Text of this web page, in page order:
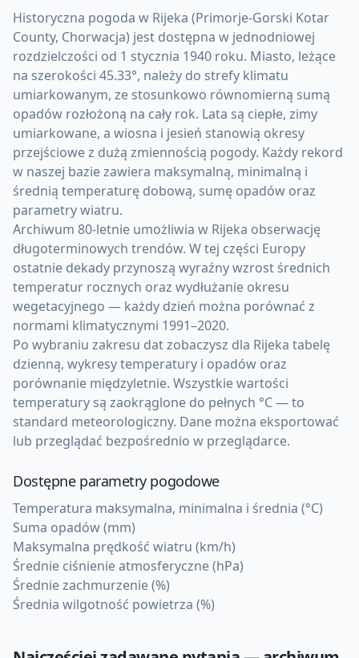
Historyczna pogoda w Rijeka (Primorje-Gorski Kotar
County, Chorwacja) jest dostępna w jednodniowej
rozdzielczości od 1 stycznia 1940 roku. Miasto, leżące
na szerokości 45.33°, należy do strefy klimatu
umiarkowanym, ze stosunkowo równomierną sumą
opadów rozłożoną na cały rok. Lata są ciepłe, zimy
umiarkowane, a wiosna i jesień stanowią okresy
przejściowe z dużą zmiennością pogody. Każdy rekord
w naszej bazie zawiera maksymalną, minimalną i
średnią temperaturę dobową, sumę opadów oraz
parametry wiatru.
Archiwum 80-letnie umożliwia w Rijeka obserwację
długoterminowych trendów. W tej części Europy
ostatnie dekady przynoszą wyraźny wzrost średnich
temperatur rocznych oraz wydłużanie okresu
wegetacyjnego — każdy dzień można porównać z
normami klimatycznymi 1991–2020.
Po wybraniu zakresu dat zobaczysz dla Rijeka tabelę
dzienną, wykresy temperatury i opadów oraz
porównanie międzyletnie. Wszystkie wartości
temperatury są zaokrąglone do pełnych °C — to
standard meteorologiczny. Dane można eksportować
lub przeglądać bezpośrednio w przeglądarce.
Dostępne parametry pogodowe
Temperatura maksymalna, minimalna i średnia (°C)
Suma opadów (mm)
Maksymalna prędkość wiatru (km/h)
Średnie ciśnienie atmosferyczne (hPa)
Średnie zachmurzenie (%)
Średnia wilgotność powietrza (%)